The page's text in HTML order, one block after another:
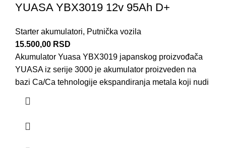
YUASA YBX3019 12v 95Ah D+
Starter akumulatori, Putnička vozila
15.500,00 RSD
Akumulator Yuasa YBX3019 japanskog proizvođača
YUASA iz serije 3000 je akumulator proizveden na
bazi Ca/Ca tehnologije ekspandiranja metala koji nudi